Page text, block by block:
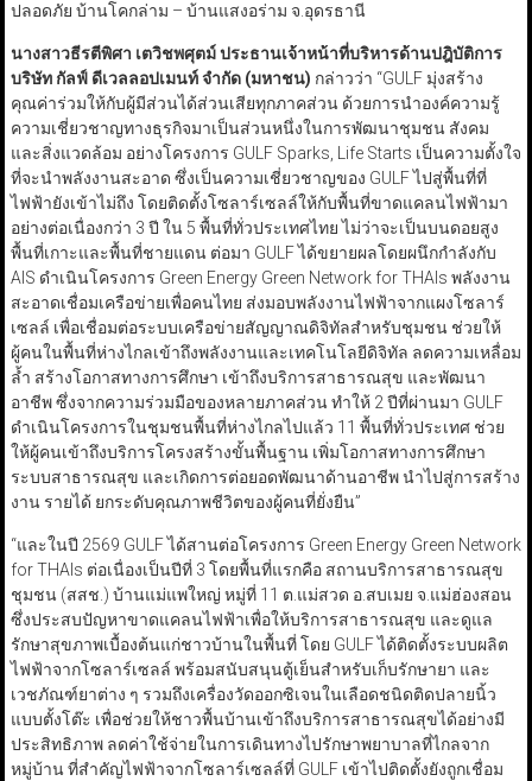
ปลอดภัย บ้านโคกล่าม – บ้านแสงอร่าม จ.อุดรธานี
นางสาวธีรตีพิศา เตวิชพศุตม์ ประธานเจ้าหน้าที่บริหารด้านปฎิบัติการ
บริษัท กัลฟ์ ดีเวลลอปเมนท์ จำกัด (มหาชน) กล่าวว่า “GULF มุ่งสร้าง
คุณค่าร่วมให้กับผู้มีส่วนได้ส่วนเสียทุกภาคส่วน ด้วยการนำองค์ความรู้
ความเชี่ยวชาญทางธุรกิจมาเป็นส่วนหนึ่งในการพัฒนาชุมชน สังคม
และสิ่งแวดล้อม อย่างโครงการ GULF Sparks, Life Starts เป็นความตั้งใจ
ที่จะนำพลังงานสะอาด ซึ่งเป็นความเชี่ยวชาญของ GULF ไปสู่พื้นที่ที่
ไฟฟ้ายังเข้าไม่ถึง โดยติดตั้งโซลาร์เซลล์ให้กับพื้นที่ขาดแคลนไฟฟ้ามา
อย่างต่อเนื่องกว่า 3 ปี ใน 5 พื้นที่ทั่วประเทศไทย ไม่ว่าจะเป็นบนดอยสูง
พื้นที่เกาะและพื้นที่ชายแดน ต่อมา GULF ได้ขยายผลโดยผนึกกำลังกับ
AIS ดำเนินโครงการ Green Energy Green Network for THAIs พลังงาน
สะอาดเชื่อมเครือข่ายเพื่อคนไทย ส่งมอบพลังงานไฟฟ้าจากแผงโซลาร์
เซลล์ เพื่อเชื่อมต่อระบบเครือข่ายสัญญาณดิจิทัลสำหรับชุมชน ช่วยให้
ผู้คนในพื้นที่ห่างไกลเข้าถึงพลังงานและเทคโนโลยีดิจิทัล ลดความเหลื่อม
ล้ำ สร้างโอกาสทางการศึกษา เข้าถึงบริการสาธารณสุข และพัฒนา
อาชีพ ซึ่งจากความร่วมมือของหลายภาคส่วน ทำให้ 2 ปีที่ผ่านมา GULF
ดำเนินโครงการในชุมชนพื้นที่ห่างไกลไปแล้ว 11 พื้นที่ทั่วประเทศ ช่วย
ให้ผู้คนเข้าถึงบริการโครงสร้างขั้นพื้นฐาน เพิ่มโอกาสทางการศึกษา
ระบบสาธารณสุข และเกิดการต่อยอดพัฒนาด้านอาชีพ นำไปสู่การสร้าง
งาน รายได้ ยกระดับคุณภาพชีวิตของผู้คนที่ยั่งยืน”
“และในปี 2569 GULF ได้สานต่อโครงการ Green Energy Green Network
for THAIs ต่อเนื่องเป็นปีที่ 3 โดยพื้นที่แรกคือ สถานบริการสาธารณสุข
ชุมชน (สสช.) บ้านแม่แพใหญ่ หมู่ที่ 11 ต.แม่สวด อ.สบเมย จ.แม่ฮ่องสอน
ซึ่งประสบปัญหาขาดแคลนไฟฟ้าเพื่อให้บริการสาธารณสุข และดูแล
รักษาสุขภาพเบื้องต้นแก่ชาวบ้านในพื้นที่ โดย GULF ได้ติดตั้งระบบผลิต
ไฟฟ้าจากโซลาร์เซลล์ พร้อมสนับสนุนตู้เย็นสำหรับเก็บรักษายา และ
เวชภัณฑ์ยาต่าง ๆ รวมถึงเครื่องวัดออกซิเจนในเลือดชนิดติดปลายนิ้ว
แบบตั้งโต๊ะ เพื่อช่วยให้ชาวพื้นบ้านเข้าถึงบริการสาธารณสุขได้อย่างมี
ประสิทธิภาพ ลดค่าใช้จ่ายในการเดินทางไปรักษาพยาบาลที่ไกลจาก
หมู่บ้าน ที่สำคัญไฟฟ้าจากโซลาร์เซลล์ที่ GULF เข้าไปติดตั้งยังถูกเชื่อม